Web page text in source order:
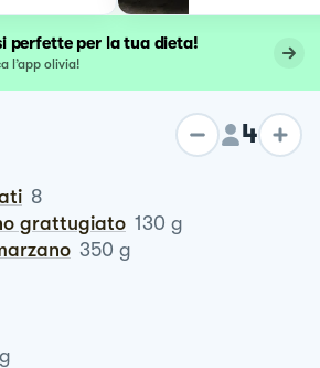
perfette per la tua dieta!
l’app olivia!
4
8
grattugiato 130 g
350 g
g